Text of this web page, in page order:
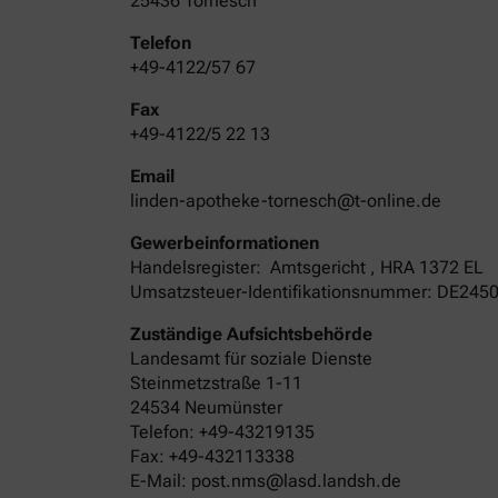
Telefon
+49-4122/57 67
Fax
+49-4122/5 22 13
Email
linden-apotheke-tornesch@t-online.de
Gewerbeinformationen
Handelsregister: Amtsgericht , HRA 1372 EL
Umsatzsteuer-Identifikationsnummer:
Zuständige Aufsichtsbehörde
Landesamt für soziale Dienste
Steinmetzstraße 1-11
24534 Neumünster
Telefon: +49-43219135
Fax: +49-432113338
E-Mail: post.nms@lasd.landsh.de